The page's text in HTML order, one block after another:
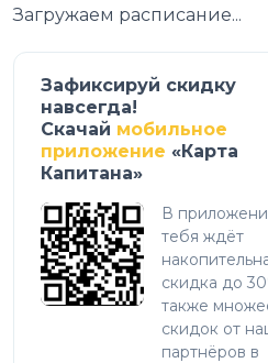
Загружаем расписание...
Зафиксируй скидку
навсегда!
Скачай мобильное
приложение «Карта
Капитана»
В
тебя ждёт
скидка до
также
скидок от
партнёров в